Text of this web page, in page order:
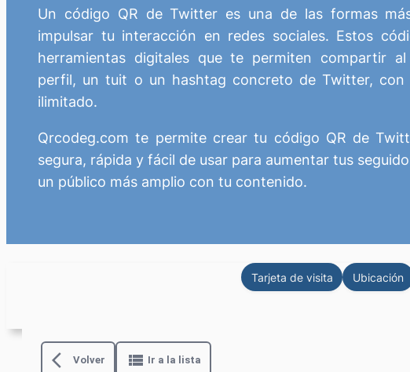
Un código QR de Twitter es una de las formas
impulsar tu interacción en redes sociales. Estos
herramientas digitales que te permiten compartir
perfil, un tuit o un hashtag concreto de Twitter, con
ilimitado.
Qrcodeg.com te permite crear tu código QR de
segura, rápida y fácil de usar para aumentar tus
un público más amplio con tu contenido.
Tarjeta de visita Ubicación